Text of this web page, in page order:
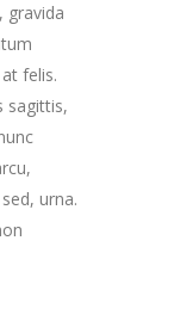
gravida
felis.
sagittis,
urna.